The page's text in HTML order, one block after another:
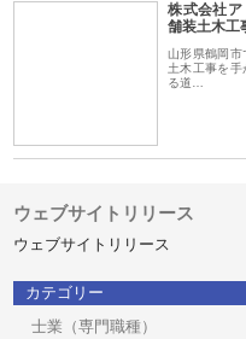
株式会社
舗装土木工
山形県鶴岡市
土木工事を手
る道…
ウェブサイトリリース
ウェブサイトリリース
カテゴリー
士業（専門職種）